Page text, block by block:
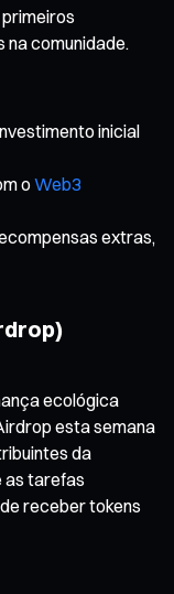
comunidade.
inicial
oWeb3
extras,
ecológica
esta semana
da
as tarefas
receber tokens